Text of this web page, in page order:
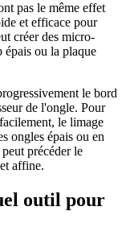
pas le même effet
et efficace pour
créer des micro-
ou la plaque
le bord
de l'ongle. Pour
le limage
ongles épais ou en
précéder le
affine.
outil pour